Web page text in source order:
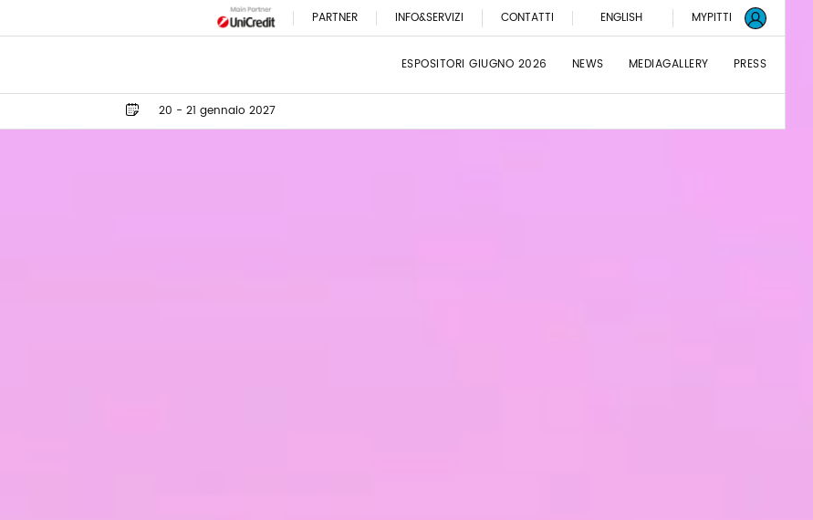
PARTNER INFO&SERVIZI CONTATTI ENGLISH MYPITTI
ESPOSITORI GIUGNO 2026 NEWS MEDIAGALLERY PRESS
20 - 21 gennaio 2027